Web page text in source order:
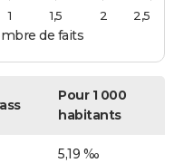
de faits
1 1,5 2 2,5
Pour 1 000
habitants
5,19 ‰